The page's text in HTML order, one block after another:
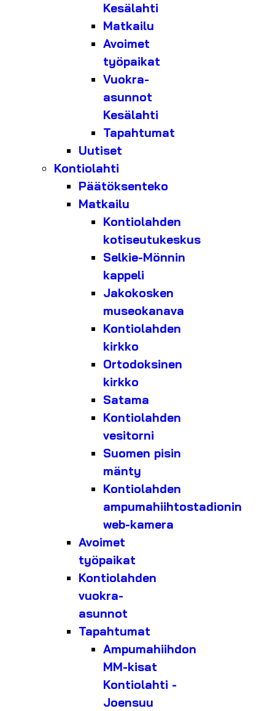
Kesälahti
Matkailu
Avoimet
työpaikat
Vuokra-
asunnot
Kesälahti
Tapahtumat
Uutiset
Kontiolahti
Päätöksenteko
Matkailu
Kontiolahden
kotiseutukeskus
Selkie-Mönnin
kappeli
Jakokosken
museokanava
Kontiolahden
kirkko
Ortodoksinen
kirkko
Satama
Kontiolahden
vesitorni
Suomen pisin
mänty
Kontiolahden
ampumahiihtostadionin
web-kamera
Avoimet
työpaikat
Kontiolahden
vuokra-
asunnot
Tapahtumat
Ampumahiihdon
MM-kisat
Kontiolahti -
Joensuu